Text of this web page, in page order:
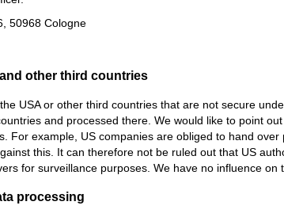
50968 Cologne
other third countries
USA or other third countries that are not secure
and processed there. We would like to point
For example, US companies are obliged to hand
this. It can therefore not be ruled out that US
for surveillance purposes. We have no influence on
processing